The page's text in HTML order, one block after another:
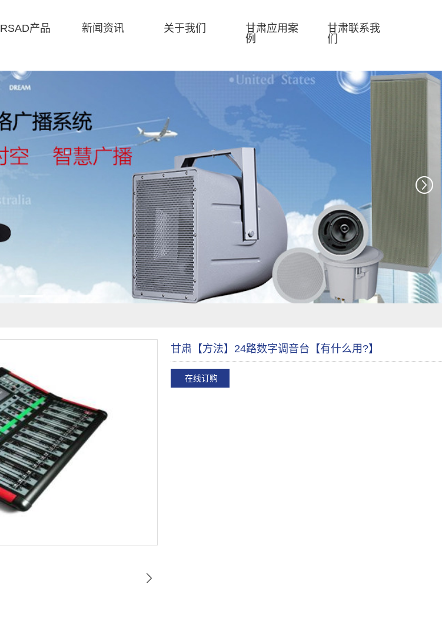
RSAD产品 新闻资讯 关于我们
甘肃应用案
例
甘肃联系我
们
甘肃【方法】24路数字调音台【有什么用?】
在线订购